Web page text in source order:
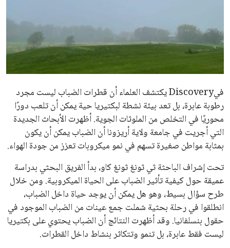
فن وثقافة
علوم وتكنولوجيا
المرأة والجمال
حوادث
محافظات
فيDiscovery يكتشف العلماء أن قطرات الضباب ليست مجرد
رطوبة عابرة، بل تعد بيئة نشطة لبكتيريا حية يمكن أن تلعب دورًا
محوريًا في التخلص من الملوثات الجوية. أظهرت الأبحاث الجديدة
التي أجريت في جامعة ولاية أريزونا أن الضباب يمكن أن يكون
بمثابة مواطن صغيرة تسهم في نمو ميكروبات تعزز من جودة الهواء.
تحت إشراف الباحثة ثي ثونغ ثونغ كاو، بدأ الفريق البحثي بدراسة
عميقة حول كيفية تأثير الضباب على الحياة الميكروبية. ومن خلال
طرح سؤال بسيط، وهو هل يمكن أن يوجد حياة داخل الضباب،
انطلقوا في رحلة بحثية شملت جمع عينات من الضباب الموجود في
حقول بنسلفانيا. وقد أظهرت النتائج أن الضباب يحتوي على بكتيريا
ليست فقط عابرة، بل تنمو وتتكاثر بنشاط داخل القطرات.